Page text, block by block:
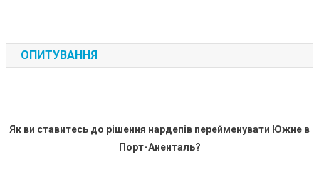
ОПИТУВАННЯ
Як ви ставитесь до рішення нардепів перейменувати Южне в
Порт-Аненталь?